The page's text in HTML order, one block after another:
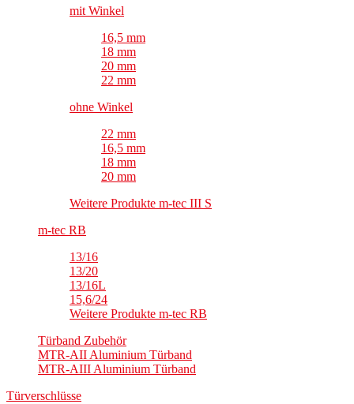
mit Winkel
16,5 mm
18 mm
20 mm
22 mm
ohne Winkel
22 mm
16,5 mm
18 mm
20 mm
Weitere Produkte m-tec III S
m-tec RB
13/16
13/20
13/16L
15,6/24
Weitere Produkte m-tec RB
Türband Zubehör
MTR-AII Aluminium Türband
MTR-AIII Aluminium Türband
Türverschlüsse